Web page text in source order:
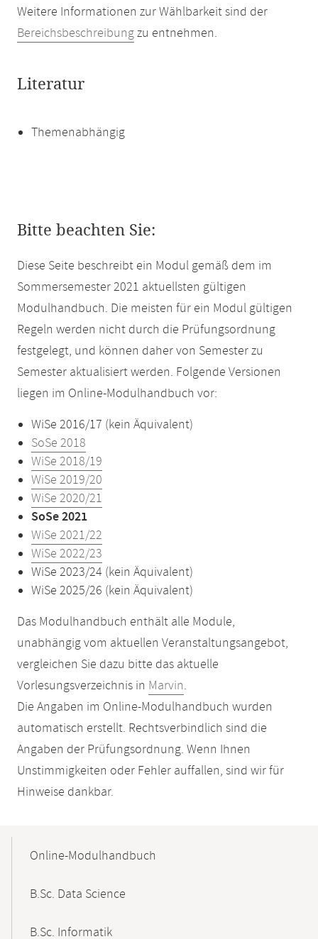
Weitere Informationen zur Wählbarkeit sind der
Bereichsbeschreibungzu entnehmen.
Literatur
Themenabhängig
Bitte beachten Sie:
Diese Seite beschreibt ein Modul gemäß dem im
Sommersemester 2021 aktuellsten gültigen
Modulhandbuch. Die meisten für ein Modul gültigen
Regeln werden nicht durch die Prüfungsordnung
festgelegt, und können daher von Semester zu
Semester aktualisiert werden. Folgende Versionen
liegen im Online-Modulhandbuch vor:
WiSe 2016/17 (kein Äquivalent)
SoSe 2018
WiSe 2018/19
WiSe 2019/20
WiSe 2020/21
SoSe 2021
WiSe 2021/22
WiSe 2022/23
WiSe 2023/24 (kein Äquivalent)
WiSe 2025/26 (kein Äquivalent)
Das Modulhandbuch enthält alle Module,
unabhängig vom aktuellen Veranstaltungsangebot,
vergleichen Sie dazu bitte das aktuelle
Vorlesungsverzeichnis in Marvin.
Die Angaben im Online-Modulhandbuch wurden
automatisch erstellt. Rechtsverbindlich sind die
Angaben der Prüfungsordnung. Wenn Ihnen
Unstimmigkeiten oder Fehler auffallen, sind wir für
Hinweise dankbar.
NavigationOnline-Modulhandbuch
B.Sc. Data Science
B.Sc. Informatik